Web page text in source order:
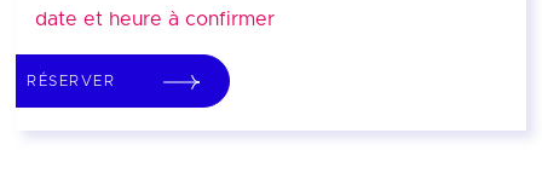
date et heure à confirmer
RÉSERVER